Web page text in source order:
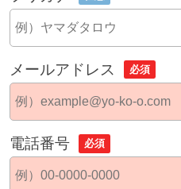
メールアドレス 必須
電話番号 必須